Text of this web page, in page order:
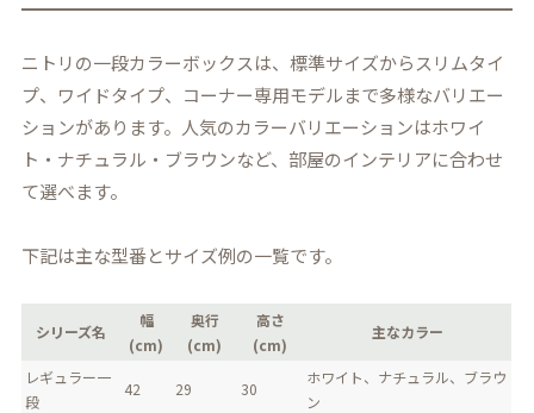
ニトリの一段カラーボックスは、標準サイズからスリムタイ
プ、ワイドタイプ、コーナー専用モデルまで多様なバリエー
ションがあります。人気のカラーバリエーションはホワイ
ト・ナチュラル・ブラウンなど、部屋のインテリアに合わせ
て選べます。
下記は主な型番とサイズ例の一覧です。
シリーズ名
幅
(cm)
奥行
(cm)
高さ
(cm)
主なカラー
レギュラー一
段
42 29 30
ホワイト、ナチュラル、ブラウ
ン